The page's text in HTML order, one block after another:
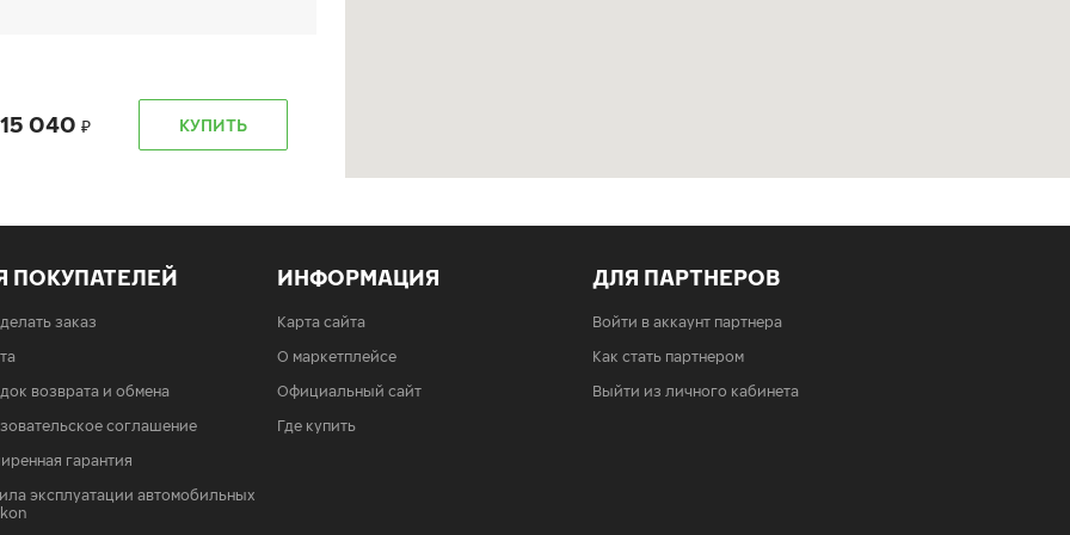
15 040 КУПИТЬ
15 040
15 040
ПОКУПАТЕЛЕЙ
заказ
возврата и обмена
соглашение
гарантия
эксплуатации автомобильных
ИНФОРМАЦИЯ
Карта сайта
О маркетплейсе
Официальный сайт
Где купить
ДЛЯ ПАРТНЕРОВ
Войти в аккаунт партнера
Как стать партнером
Выйти из личного кабинета